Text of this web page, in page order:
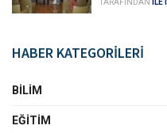
TARAFINDAN
HABER KATEGORİLERİ
BILIM
EĞITIM